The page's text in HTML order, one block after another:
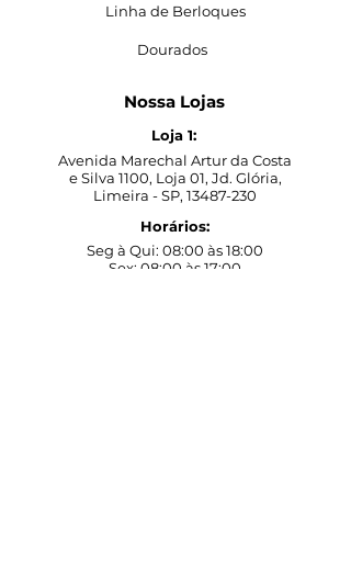
Linha de Berloques
Dourados
Nossa Lojas
Loja 1:
Avenida Marechal Artur da Costa
e Silva 1100, Loja 01, Jd. Glória,
Limeira - SP, 13487-230
Horários:
Seg à Qui: 08:00 às 18:00
Sex: 08:00 às 17:00